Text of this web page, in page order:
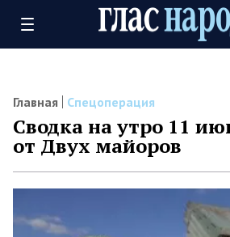
Главная Спецоперация
Сводка на утро 11
от Двух майоров